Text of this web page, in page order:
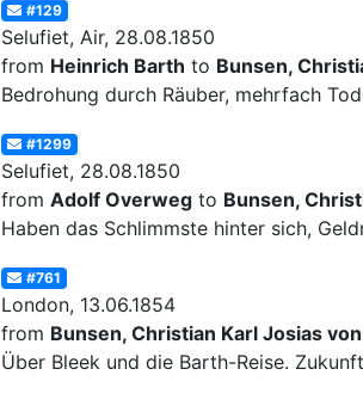
#129
Selufiet, Air, 28.08.1850
from Heinrich Barth to Bunsen,
Bedrohung durch Räuber, mehrfach
#1299
Selufiet, 28.08.1850
from Adolf Overweg to Bunsen,
Haben das Schlimmste hinter sich,
#761
London, 13.06.1854
from Bunsen, Christian Karl Josias von
Über Bleek und die Barth-Reise.